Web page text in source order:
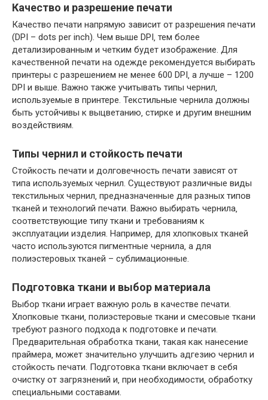
Качество и разрешение печати
Качество печати напрямую зависит от разрешения печати
(DPI – dots per inch). Чем выше DPI‚ тем более
детализированным и четким будет изображение. Для
качественной печати на одежде рекомендуется выбирать
принтеры с разрешением не менее 600 DPI‚ а лучше – 1200
DPI и выше. Важно также учитывать типы чернил‚
используемые в принтере. Текстильные чернила должны
быть устойчивы к выцветанию‚ стирке и другим внешним
воздействиям.
Типы чернил и стойкость печати
Стойкость печати и долговечность печати зависят от
типа используемых чернил. Существуют различные виды
текстильных чернил‚ предназначенные для разных типов
тканей и технологий печати. Важно выбирать чернила‚
соответствующие типу ткани и требованиям к
эксплуатации изделия. Например‚ для хлопковых тканей
часто используются пигментные чернила‚ а для
полиэстеровых тканей – сублимационные.
Подготовка ткани и выбор материала
Выбор ткани играет важную роль в качестве печати.
Хлопковые ткани‚ полиэстеровые ткани и смесовые ткани
требуют разного подхода к подготовке и печати.
Предварительная обработка ткани‚ такая как нанесение
праймера‚ может значительно улучшить адгезию чернил и
стойкость печати. Подготовка ткани включает в себя
очистку от загрязнений и‚ при необходимости‚ обработку
специальными составами.